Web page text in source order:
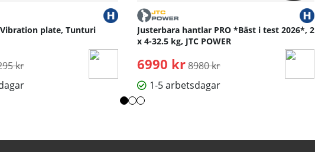
plate, Tunturi
pris:
kr
Justerbara hantlar PRO *Bäst i test 2026*, 2
x 4-32.5 kg, JTC POWER
6990 kr Ordinarie pris:
8980 kr
1-5 arbetsdagar